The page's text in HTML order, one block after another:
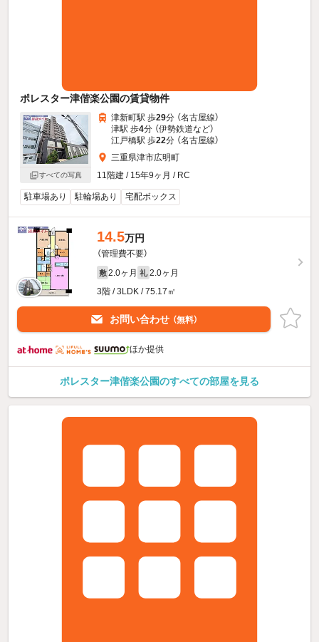
ポレスター津偕楽公園の賃貸物件
すべての写真
津新町駅 歩29分 （名古屋線）
津駅 歩4分 （伊勢鉄道など）
江戸橋駅 歩22分 （名古屋線）
三重県津市広明町
11階建 / 15年9ヶ月 / RC
駐車場あり 駐輪場あり 宅配ボックス
14.5万円
（管理費不要）
敷 2.0ヶ月 礼 2.0ヶ月
3階 / 3LDK / 75.17㎡
お問い合わせ （無料）
ほか提供
ポレスター津偕楽公園のすべての部屋を見る